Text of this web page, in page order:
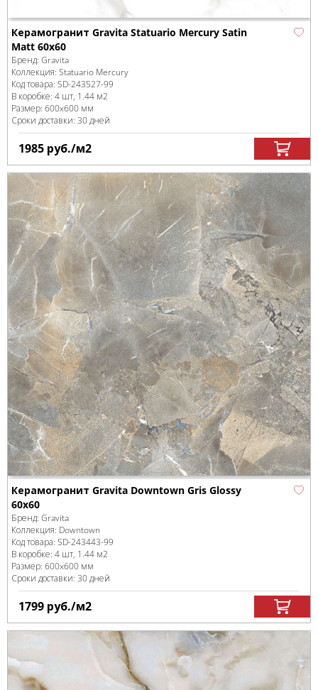
Керамогранит Gravita Statuario Mercury Satin
Matt 60x60
Бренд: Gravita
Коллекция: Statuario Mercury
Код товара: SD-243527-99
В коробке: 4 шт, 1.44 м2
Размер: 600x600 мм
Сроки доставки: 30 дней
1985 руб./м2
Керамогранит Gravita Downtown Gris Glossy
60x60
Бренд: Gravita
Коллекция: Downtown
Код товара: SD-243443-99
В коробке: 4 шт, 1.44 м2
Размер: 600x600 мм
Сроки доставки: 30 дней
1799 руб./м2